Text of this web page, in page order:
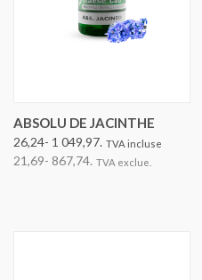
ABSOLU DE JACINTHE
26,24- 1 049,97. TVA incluse
21,69- 867,74. TVA exclue.